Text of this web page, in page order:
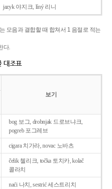
jazyk야지크, líný 리니
모음과 결합할 때 합쳐서 1 음절로 적는
다.
대조표
보기
bog 보그, drobnjak 드로브냐크,
pogreb 포그레브
cigara 치가라, novac 노바츠
čelik 첼리크, točka 토치카, kolač
콜라치
naći 나치, sestrić 세스트리치